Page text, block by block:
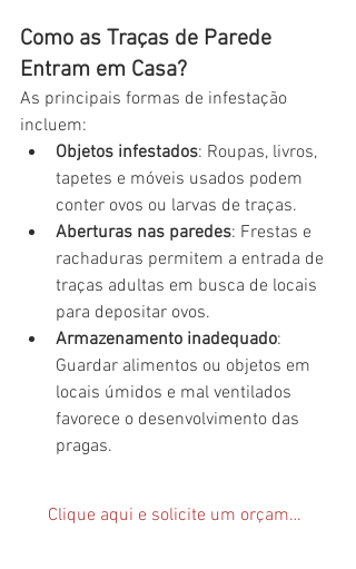
Como as Traças de Parede
Entram em Casa?
As principais formas de infestação
incluem:
Objetos infestados: Roupas, livros,
tapetes e móveis usados podem
conter ovos ou larvas de traças.
Aberturas nas paredes: Frestas e
rachaduras permitem a entrada de
traças adultas em busca de locais
para depositar ovos.
Armazenamento inadequado:
Guardar alimentos ou objetos em
locais úmidos e mal ventilados
favorece o desenvolvimento das
pragas.
Clique aqui e solicite um orçamento